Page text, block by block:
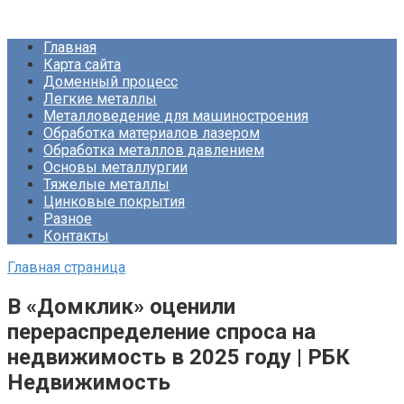
контентуГлавная
Карта сайта
Доменный процесс
Легкие металлы
Металловедение для машиностроения
Обработка материалов лазером
Обработка металлов давлением
Основы металлургии
Тяжелые металлы
Цинковые покрытия
Разное
Контакты
Главная страница
В «Домклик» оценили
перераспределение спроса на
недвижимость в 2025 году | РБК
Недвижимость